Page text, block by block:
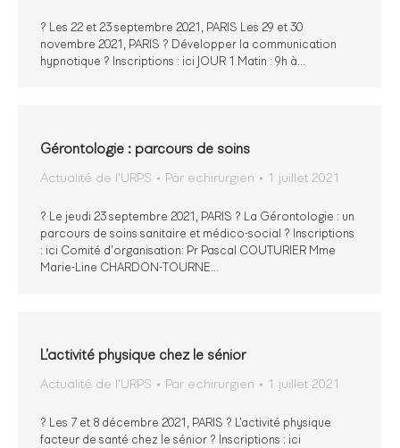
? Les 22 et 23 septembre 2021, PARIS Les 29 et 30
novembre 2021, PARIS ? Développer la communication
hypnotique ? Inscriptions : ici JOUR 1 Matin : 9h à…
Gérontologie : parcours de soins
Actualité de l'URPS Par echirurgien 1 juillet 2021
? Le jeudi 23 septembre 2021, PARIS ? La Gérontologie : un
parcours de soins sanitaire et médico-social ? Inscriptions
: ici Comité d’organisation: Pr Pascal COUTURIER Mme
Marie-Line CHARDON-TOURNE…
L’activité physique chez le sénior
Actualité de l'URPS Par echirurgien 1 juillet 2021
? Les 7 et 8 décembre 2021, PARIS ? L’activité physique
facteur de santé chez le sénior ? Inscriptions : ici